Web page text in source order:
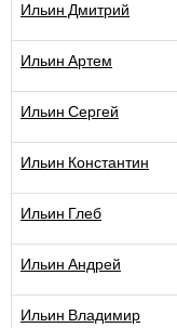
Ильин Дмитрий
Ильин Артем
Ильин Сергей
Ильин Константин
Ильин Глеб
Ильин Андрей
Ильин Владимир